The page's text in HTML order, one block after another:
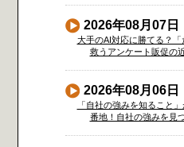
2026年08月07日
大手のAI対応に勝てる？
救うアンケート販促の
2026年08月06日
「自社の強みを知ること
番地！自社の強みを見